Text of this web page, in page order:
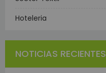
Hoteleria
NOTICIAS RECIENTES